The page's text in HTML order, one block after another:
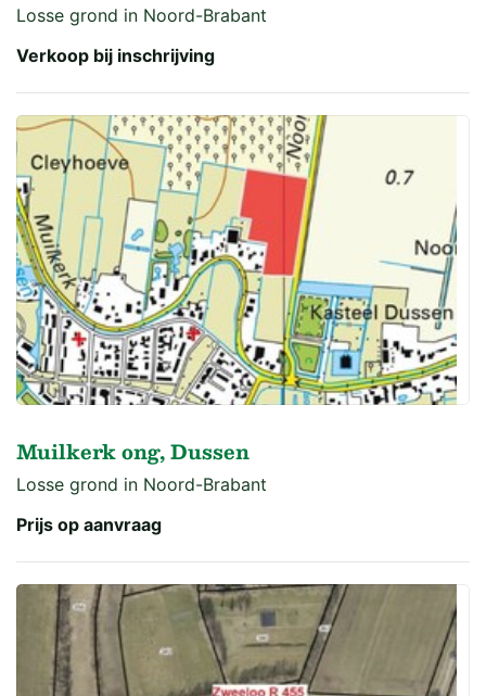
Losse grond in Noord-Brabant
Verkoop bij inschrijving
Muilkerk ong, Dussen
Losse grond in Noord-Brabant
Prijs op aanvraag